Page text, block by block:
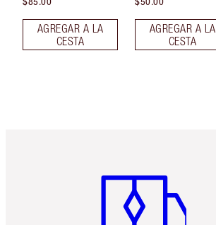
AGREGAR A LA
CESTA
AGREGAR A LA
CESTA